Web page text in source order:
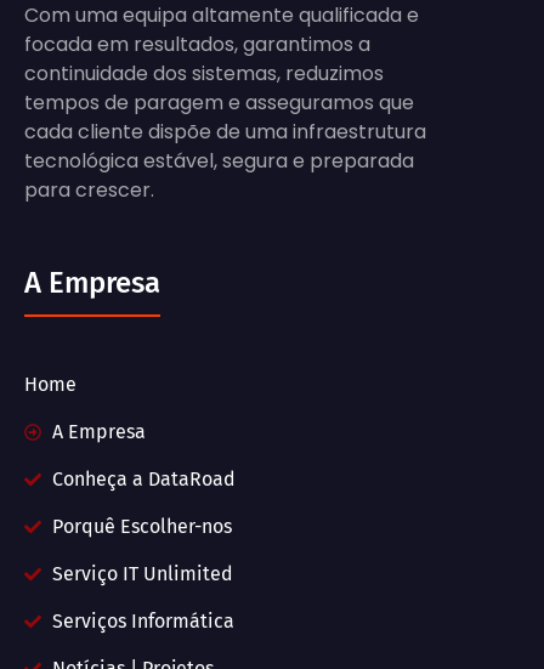
Com uma equipa altamente qualificada e
focada em resultados, garantimos a
continuidade dos sistemas, reduzimos
tempos de paragem e asseguramos que
cada cliente dispõe de uma infraestrutura
tecnológica estável, segura e preparada
para crescer.
A Empresa
Home
A Empresa
Conheça a DataRoad
Porquê Escolher-nos
Serviço IT Unlimited
Serviços Informática